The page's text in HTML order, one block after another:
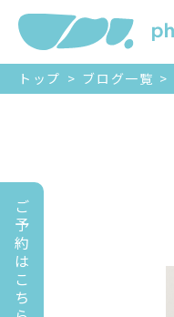
ご
予
約
は
こ
ち
トップ > ブログ一覧 >